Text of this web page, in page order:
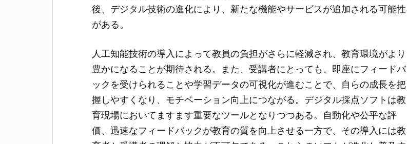
後、デジタル技術の進化により、新たな機能やサービスが追加される可能性
がある。
人工知能技術の導入によって教員の負担がさらに軽減され、教育環境がより
豊かになることが期待される。また、受講者にとっても、即座にフィードバ
ックを受けられることや学習データの可視化が進むことで、自らの成長を把
握しやすくなり、モチベーション向上につながる。デジタル採点ソフトは教
育現場においてますます重要なツールとなりつつある。自動化や公平な評
価、迅速なフィードバックが教育の質を向上させる一方で、その導入には教